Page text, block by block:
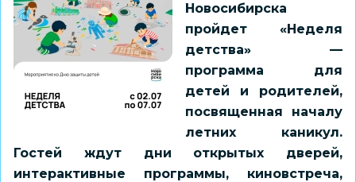
Новосибирска
пройдет «Неделя
детства» —
программа для
детей и родителей,
посвященная началу
летних каникул.
Гостей ждут дни открытых дверей,
интерактивные программы, киновстреча,